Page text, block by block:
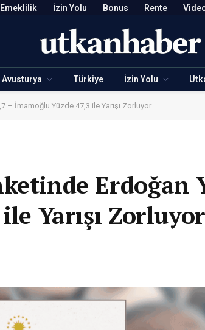
Emeklilik İzin Yolu Bonus Rente
Avusturya Türkiye İzin Yolu
– İmamoğlu Yüzde 47,3 ile Yarışı Zorluyor
Erdoğan
Yarışı Zorluyor